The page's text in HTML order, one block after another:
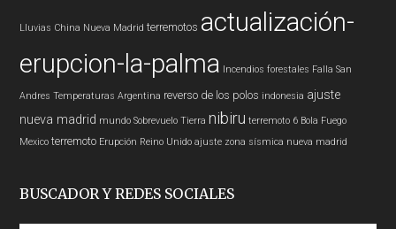
Lluvias China Nueva Madrid terremotos actualización-
erupcion-la-palma Incendios forestales Falla San
Andres Temperaturas Argentina reverso de los polos indonesia ajuste
nueva madrid mundo Sobrevuelo Tierra nibiru terremoto 6 Bola Fuego
Mexico terremoto Erupción Reino Unido ajuste zona sísmica nueva madrid
BUSCADOR Y REDES SOCIALES